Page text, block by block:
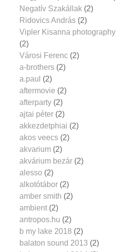
Negatív Szakállak (2)
Ridovics András (2)
Vipler Kisanna photography
(2)
Városi Ferenc (2)
a-brothers (2)
a.paul (2)
aftermovie (2)
afterparty (2)
ajtai péter (2)
akkezdetphiai (2)
akos veecs (2)
akvarium (2)
akvárium bezár (2)
alesso (2)
alkotótábor (2)
amber smith (2)
ambient (2)
antropos.hu (2)
b my lake 2018 (2)
balaton sound 2013 (2)